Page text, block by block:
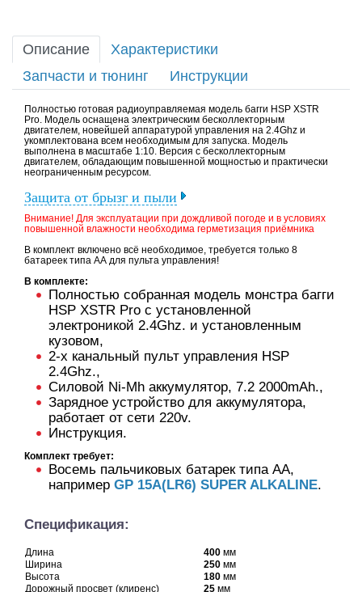
Оптовая продажа запчастей для моделей
Описание
Характеристики
Запчасти и тюнинг
Инструкции
Полностью готовая радиоуправляемая модель багги HSP XSTR
Pro. Модель оснащена электрическим бесколлекторным
двигателем, новейшей аппаратурой управления на 2.4Ghz и
укомплектована всем необходимым для запуска. Модель
выполнена в масштабе 1:10. Версия с бесколлекторным
двигателем, обладающим повышенной мощностью и практически
неограниченным ресурсом.
Защита от брызг и пыли
Внимание! Для эксплуатации при дождливой погоде и в условиях
повышенной влажности необходима герметизация приёмника
В комплект включено всё необходимое, требуется только 8
батареек типа АА для пульта управления!
В комплекте:
Полностью собранная модель монстра багги
HSP XSTR Pro с установленной
электроникой 2.4Ghz. и установленным
кузовом,
2-х канальный пульт управления HSP
2.4Ghz.,
Силовой Ni-Mh аккумулятор, 7.2 2000mAh.,
Зарядное устройство для аккумулятора,
работает от сети 220v.
Инструкция.
Комплект требует:
Восемь пальчиковых батарек типа AA,
например GP 15A(LR6) SUPER ALKALINE.
Спецификация:
Длина 400 мм
Ширина
250 мм
Высота
180 мм
Дорожный просвет (клиренс)
25 мм